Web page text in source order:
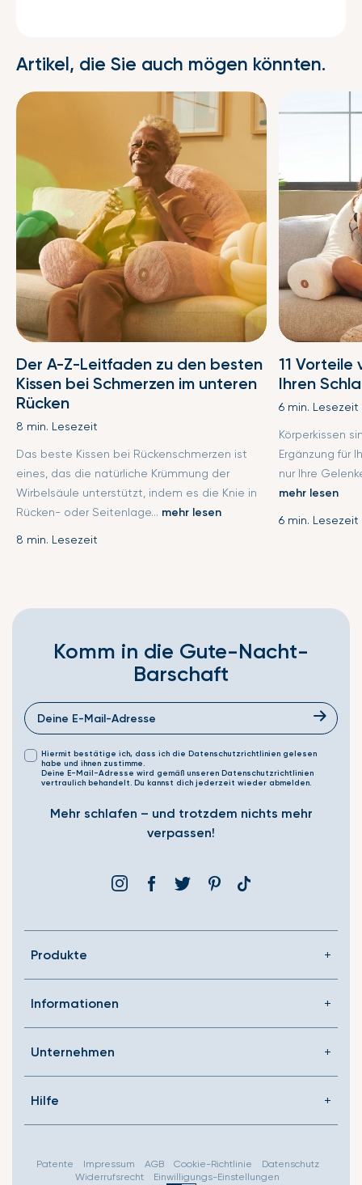
Artikel, die Sie auch mögen könnten.
Der A-Z-Leitfaden zu den besten
Kissen bei Schmerzen im unteren
Rücken
8 min. Lesezeit
Das beste Kissen bei Rückenschmerzen ist
eines, das die natürliche Krümmung der
Wirbelsäule unterstützt, indem es die Knie in
Rücken- oder Seitenlage... mehr lesen
8 min. Lesezeit
11 Vorteile
Ihren
6 min. Lesezeit
Körperkissen
Ergänzung für
nur Ihre
mehr lesen
6 min. Lesezeit
Komm in die Gute-Nacht-
Barschaft
Hiermit bestätige ich, dass ich die Datenschutzrichtlinien gelesen
habe und ihnen zustimme.
Deine E-Mail-Adresse wird gemäß unseren Datenschutzrichtlinien
vertraulich behandelt. Du kannst dich jederzeit wieder abmelden.
Mehr schlafen – und trotzdem nichts mehr
verpassen!
InstagramFacebookÞjórsárdenPinterestTranslation
Produkte
Informationen
Unternehmen
Hilfe
Patente Impressum AGB Cookie-Richtlinie
Datenschutz
Widerrufsrecht
Einwilligungs-Einstellungen